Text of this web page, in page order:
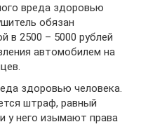
вреда здоровью
обязан
в 2500 – 5000 рублей
автомобилем на
здоровью человека.
штраф, равный
у него изымают права